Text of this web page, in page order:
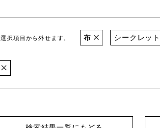
択項目から外せます。 布 シークレット